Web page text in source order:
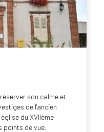
son calme et
de l'ancien
du XVIIème
points de vue.